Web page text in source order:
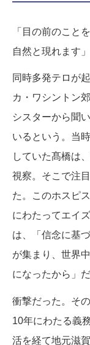
「目の前のこと
自然と現れます」
同時多発テロが
カ・ワシントン
シスターから聞
いるという。当
していた髙橋は
視察。そこで注
た。このホスピ
にわたってエイ
は、「信念に基
が集まり、世界
になったから」
衝撃だった。そ
10年にわたる義
活を経て地元滋